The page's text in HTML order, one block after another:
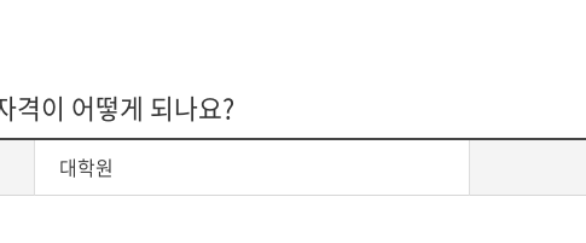
격이 어떻게 되나요?
대학원